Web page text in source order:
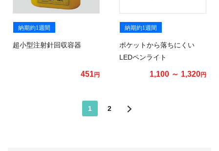
納期約1週間
超小型注射針回収容器
451円
納期約1週間
ポケットから落ちにくい
LEDペンライト
1,100 ～ 1,320円
1 2